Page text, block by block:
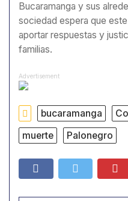
Bucaramanga y sus
sociedad espera que
aportar respuestas y
familias.
Advertisement
bucaramanga
muerte
Palonegro